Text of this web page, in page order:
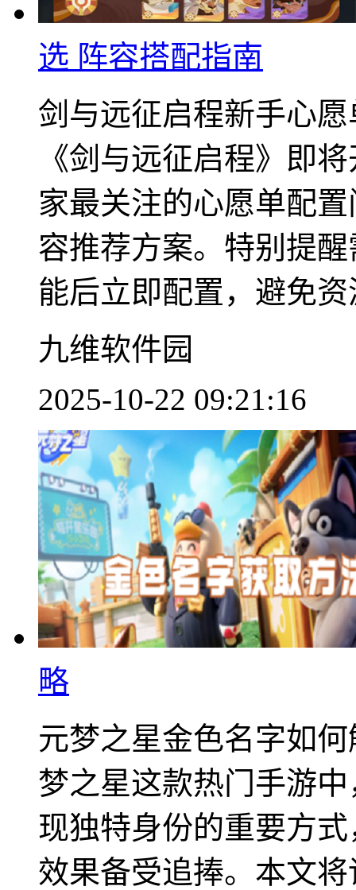
选 阵容搭配指南
剑与远征启程新手心
《剑与远征启程》即
家最关注的心愿单配
容推荐方案。特别提
能后立即配置，避免
九维软件园
2025-10-22 09:21:16
略
元梦之星金色名字如
梦之星这款热门手游
现独特身份的重要方
效果备受追捧。本文